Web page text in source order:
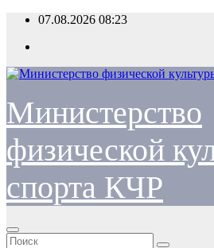
Перейти
содержимому
07.08.2026 08:23
Министерство
физической
спорта КЧР